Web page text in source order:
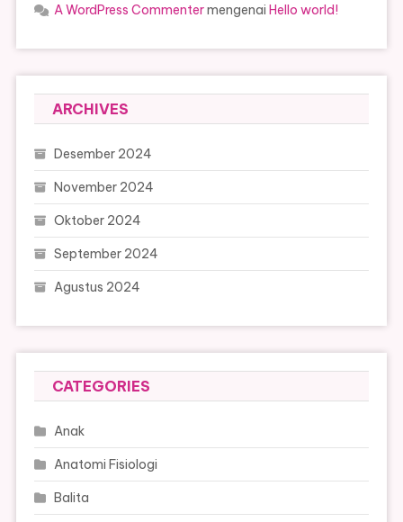
A WordPress Commentermengenai Hello world!
ARCHIVES
Desember 2024
November 2024
Oktober 2024
September 2024
Agustus 2024
CATEGORIES
Anak
Anatomi Fisiologi
Balita